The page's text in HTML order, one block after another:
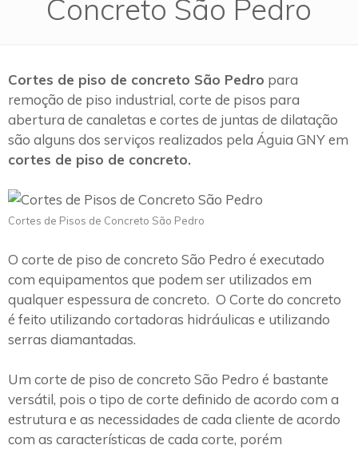
Concreto São Pedro
Cortes de piso de concreto São Pedro para
remoção de piso industrial, corte de pisos para
abertura de canaletas e cortes de juntas de dilatação
são alguns dos serviços realizados pela Águia GNY em
cortes de piso de concreto.
Cortes de Pisos de Concreto São Pedro
O corte de piso de concreto São Pedro é executado
com equipamentos que podem ser utilizados em
qualquer espessura de concreto. O Corte do concreto
é feito utilizando cortadoras hidráulicas e utilizando
serras diamantadas.
Um corte de piso de concreto São Pedro é bastante
versátil, pois o tipo de corte definido de acordo com a
estrutura e as necessidades de cada cliente de acordo
com as características de cada corte, porém